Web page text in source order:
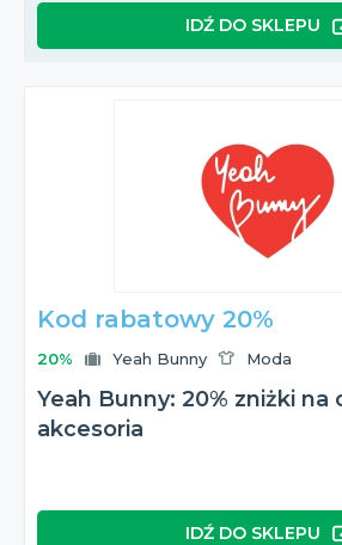
IDŹ DO SKLEPU
Kod rabatowy 20%
20% Yeah Bunny Moda
Yeah Bunny: 20% zniżki na
akcesoria
IDŹ DO SKLEPU